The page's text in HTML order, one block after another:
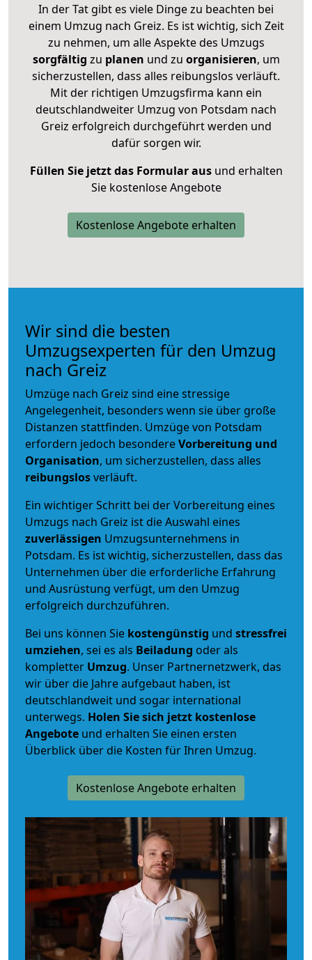
In der Tat gibt es viele Dinge zu beachten bei
einem Umzug nach Greiz. Es ist wichtig, sich Zeit
zu nehmen, um alle Aspekte des Umzugs
sorgfältig zu planen und zu organisieren, um
sicherzustellen, dass alles reibungslos verläuft.
Mit der richtigen Umzugsfirma kann ein
deutschlandweiter Umzug von Potsdam nach
Greiz erfolgreich durchgeführt werden und
dafür sorgen wir.
Füllen Sie jetzt das Formular ausund erhalten
Sie kostenlose Angebote
Kostenlose Angebote erhalten
Wir sind die besten
Umzugsexperten für den Umzug
nach Greiz
Umzüge nach Greiz sind eine stressige
Angelegenheit, besonders wenn sie über große
Distanzen stattfinden. Umzüge von Potsdam
erfordern jedoch besondereVorbereitung und
Organisation, um sicherzustellen, dass alles
reibungslosverläuft.
Ein wichtiger Schritt bei der Vorbereitung eines
Umzugs nach Greiz ist die Auswahl eines
zuverlässigen Umzugsunternehmens in
Potsdam. Es ist wichtig, sicherzustellen, dass das
Unternehmen über die erforderliche Erfahrung
und Ausrüstung verfügt, um den Umzug
erfolgreich durchzuführen.
Bei uns können Sie kostengünstig und stressfrei
umziehen, sei es als Beiladung oder als
kompletter Umzug. Unser Partnernetzwerk, das
wir über die Jahre aufgebaut haben, ist
deutschlandweit und sogar international
unterwegs. Holen Sie sich jetzt kostenlose
Angebote und erhalten Sie einen ersten
Überblick über die Kosten für Ihren Umzug.
Kostenlose Angebote erhalten